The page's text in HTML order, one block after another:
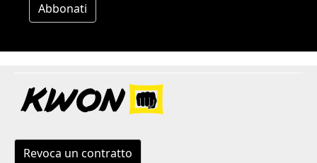
Abbonati
Revoca un contratto